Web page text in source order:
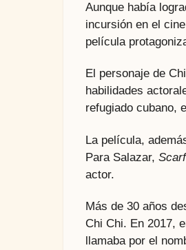
Aunque había
incursión en el
película
El personaje de
habilidades
refugiado cubano,
La película,
Para Salazar,
actor.
Más de 30 años
Chi Chi. En 2017,
llamaba por el